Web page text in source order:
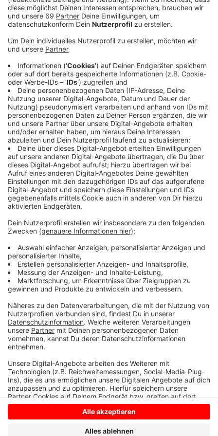
Anzeige
Die 300 Interviewerinnen und Interviewer erfassen
dann Grunddaten wie Bildungsstand, Miete oder
Nettoeinkommen. Aber auch persönliche Merkmale
wie Alter, Familienstand, Staatsangehörigkeit,
Schulbesuch und Erwerbstätigkeit spielen in der
Befragung eine Rolle. Die Ergebnisse sind dann wichtig
für Planung und Politik, denn sie dienen als Grundlage
für künftige Entscheidungen. Die Interviewer kündigen
ihren Besuch vorher schriftlich an und können sich
beim Interviewtermin auch ausweisen. Die Haushalte
können aber auch selbst einen Fragebogen ausfüllen
und diesen per Post an das Statistische Landesamt
senden.
Information und Technik Nordhein-Westfalen befragt
als Statistisches Landesamt in ganz NRW rund 80.000
Haushalte. Die Teilnahme ist gesetzlich verpflichtend.
Der Mikrozensus wird seit 1957 regelmäßig erhoben.
Anzeige
Anzeige